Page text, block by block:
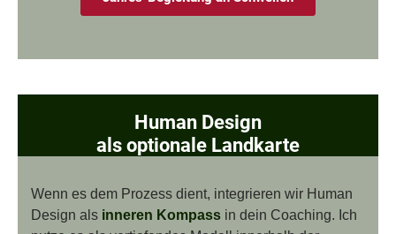
Human Design
als optionale Landkarte
Wenn es dem Prozess dient, integrieren wir Human
Design als inneren Kompass in dein Coaching. Ich